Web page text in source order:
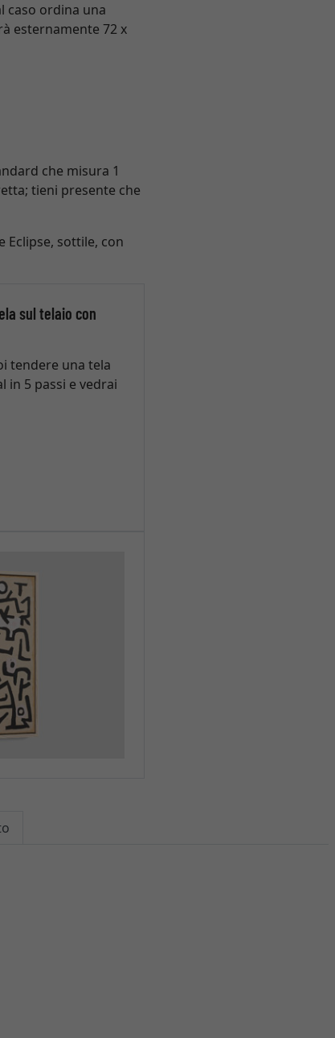
caso ordina una
esternamente 72 x
che misura 1
tieni presente che
Eclipse, sottile, con
sul telaio con
tendere una tela
in 5 passi e vedrai